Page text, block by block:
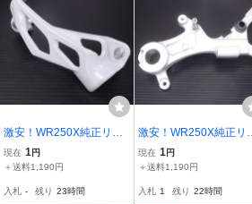
激安！WR250X純正リア
ブレーキキャリパーガー
ド！DG15J/WR250R
現在 1 円
＋送料1,190円
入札 - 残り 23時間
激安！WR250X純正リア
ブレーキキャリパーサポ
ート！DG15J/WR250R
現在 1 円
＋送料1,190円
入札 1 残り 22時間